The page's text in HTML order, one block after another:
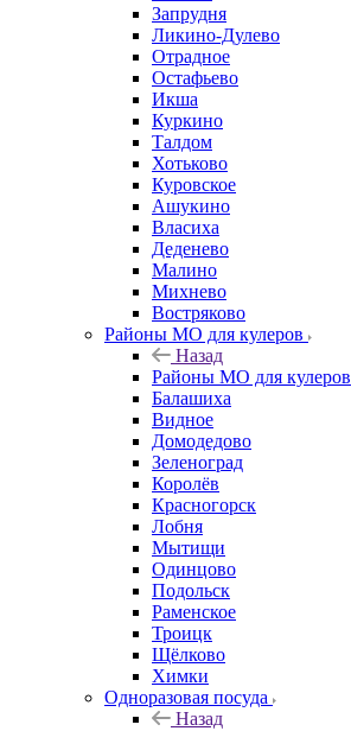
Запрудня
Ликино-Дулево
Отрадное
Остафьево
Икша
Куркино
Талдом
Хотьково
Куровское
Ашукино
Власиха
Деденево
Малино
Михнево
Востряково
Районы МО для кулеров
Назад
Районы МО для кулеров
Балашиха
Видное
Домодедово
Зеленоград
Королёв
Красногорск
Лобня
Мытищи
Одинцово
Подольск
Раменское
Троицк
Щёлково
Химки
Одноразовая посуда
Назад